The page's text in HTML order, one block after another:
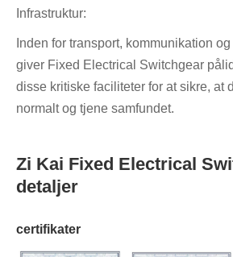
Infrastruktur:
Inden for transport, kommunikation
giver Fixed Electrical Switchgear
disse kritiske faciliteter for at sikre, at
normalt og tjene samfundet.
Zi Kai Fixed Electrical
detaljer
certifikater